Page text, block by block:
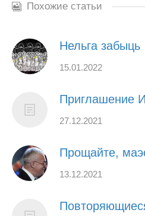
Похожие статьи
Нельга забыць
15.01.2022
Приглашение
27.12.2021
Прощайте,
13.12.2021